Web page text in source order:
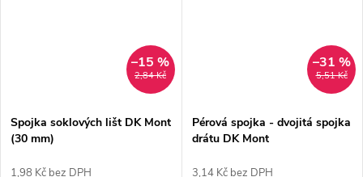
2,84 Kč
–15 %
Spojka soklových lišt DK Mont
(30 mm)
1,98 Kč bez DPH
5,51 Kč
–31 %
Pérová spojka - dvojitá spojka
drátu DK Mont
3,14 Kč bez DPH